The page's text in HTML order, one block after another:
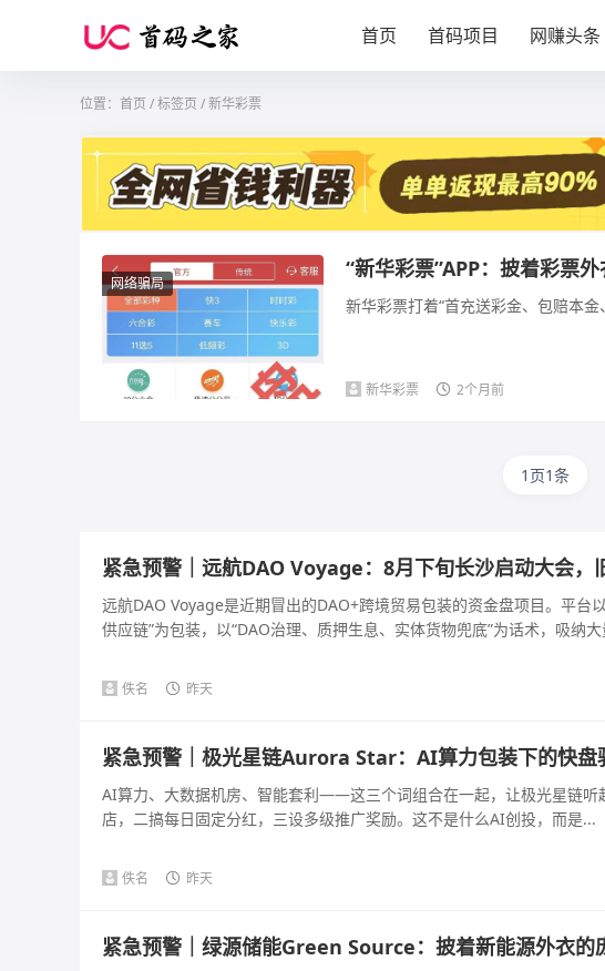
首页 首码项目 网赚头条
位置： 首页 /标签页 / 新华彩票
网络骗局
“新华彩票”APP：披着彩票
新华彩票打着“首充送彩金、包赔本
新华彩票 2个月前
1页1条
紧急预警｜远航DAO Voyage：8月下旬长沙启动大会，
远航DAO Voyage是近期冒出的DAO+跨境贸易包装的资金盘项目。平台
供应链”为包装，以“DAO治理、质押生息、实体货物兜底”为话术，吸纳
佚名 昨天
紧急预警｜极光星链Aurora Star：AI算力包装下的快盘
AI算力、大数据机房、智能套利——这三个词组合在一起，让极光星链听
店，二搞每日固定分红，三设多级推广奖励。这不是什么AI创投，而是...
佚名 昨天
紧急预警｜绿源储能Green Source：披着新能源外衣的